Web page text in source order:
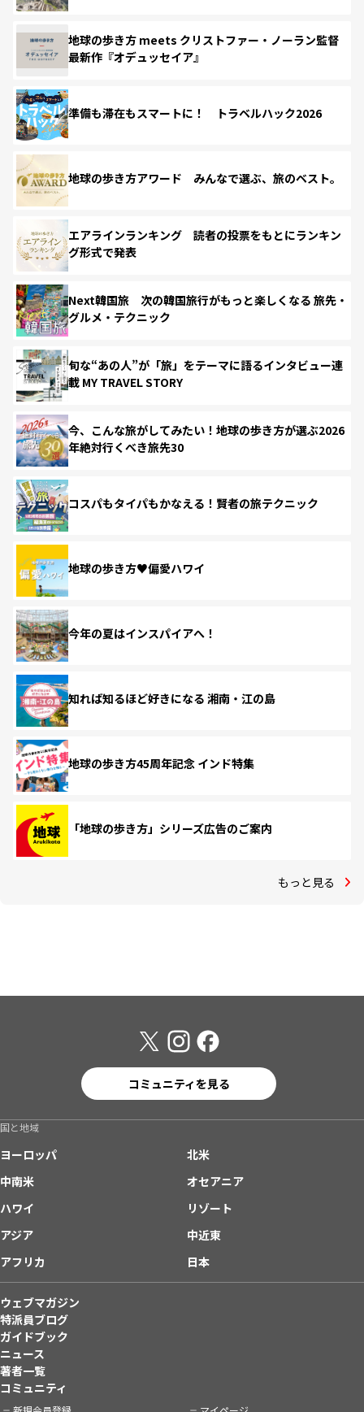
地球の歩き方 meets クリストファー・ノーラン監督
最新作『オデュッセイア』
準備も滞在もスマートに！ トラベルハック2026
地球の歩き方アワード みんなで選ぶ、旅のベスト。
エアラインランキング 読者の投票をもとにランキン
グ形式で発表
Next韓国旅 次の韓国旅行がもっと楽しくなる 旅先・
グルメ・テクニック
旬な“あの人”が「旅」をテーマに語るインタビュー連
載 MY TRAVEL STORY
今、こんな旅がしてみたい！地球の歩き方が選ぶ2026
年絶対行くべき旅先30
コスパもタイパもかなえる！賢者の旅テクニック
地球の歩き方♥偏愛ハワイ
今年の夏はインスパイアへ！
知れば知るほど好きになる 湘南・江の島
地球の歩き方45周年記念 インド特集
「地球の歩き方」シリーズ広告のご案内
もっと見る
コミュニティを見る
国と地域
ヨーロッパ
北米
中南米
オセアニア
ハワイ
リゾート
アジア
中近東
アフリカ
日本
ウェブマガジン
特派員ブログ
ガイドブック
ニュース
著者一覧
コミュニティ